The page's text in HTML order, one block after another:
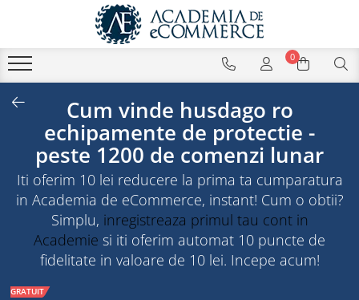
0
Cum vinde husdago ro
echipamente de protectie -
peste 1200 de comenzi lunar
Iti oferim 10 lei reducere la prima ta cumparatura
in Academia de eCommerce, instant! Cum o obtii?
Simplu, inregistreaza primul tau cont in
Academie si iti oferim automat 10 puncte de
fidelitate in valoare de 10 lei. Incepe acum!
GRATUIT